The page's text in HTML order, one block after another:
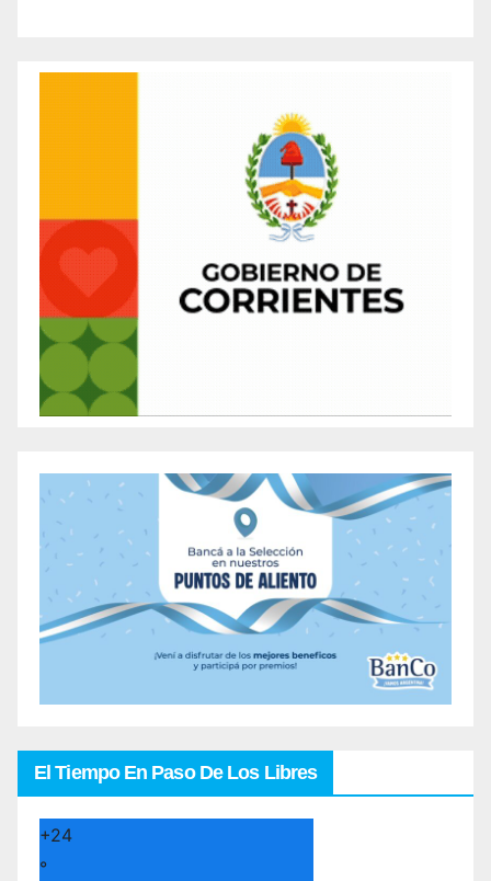
El Tiempo En Paso De Los Libres
+24
°